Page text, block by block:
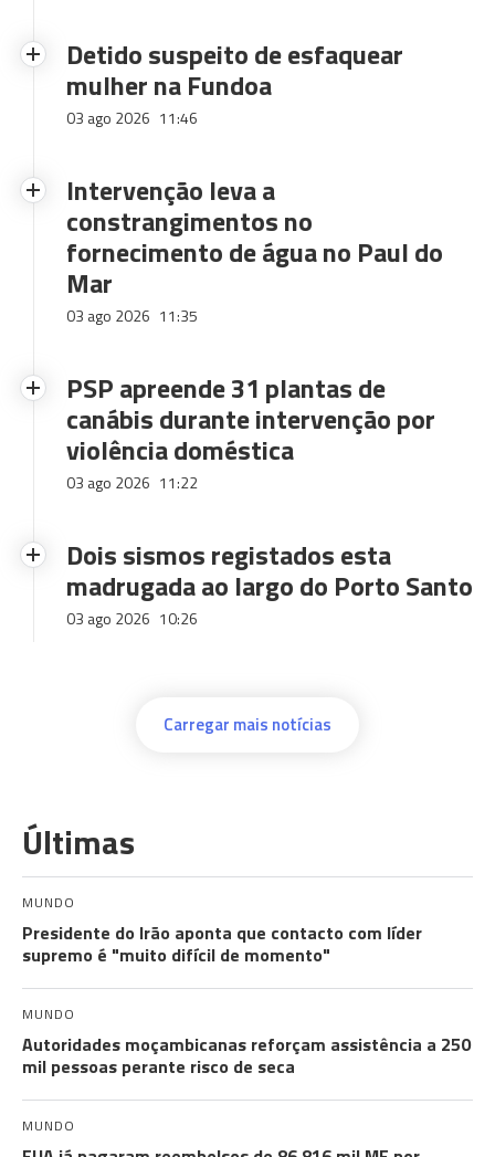
Detido suspeito de esfaquear
mulher na Fundoa
03 ago 2026 11:46
Intervenção leva a
constrangimentos no
fornecimento de água no Paul do
Mar
03 ago 2026 11:35
PSP apreende 31 plantas de
canábis durante intervenção por
violência doméstica
03 ago 2026 11:22
Dois sismos registados esta
madrugada ao largo do Porto Santo
03 ago 2026 10:26
Carregar mais notícias
Últimas
MUNDO
Presidente do Irão aponta que contacto com líder
supremo é "muito difícil de momento"
MUNDO
Autoridades moçambicanas reforçam assistência a 250
mil pessoas perante risco de seca
MUNDO